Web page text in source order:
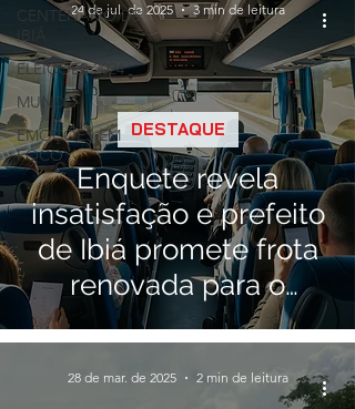
CENTENÁRIO DE
IBIÁ
ELEIÇÕES 2024
MUNDO
EMOÇÕES EM
FOCO
Enquete revela
insatisfação e prefeito
de Ibiá promete frota
renovada para o
transporte da saúde
DESTAQUE
24 de jul. de 2025 3 min de leitura
28 de mar. de 2025 2 min de leitura